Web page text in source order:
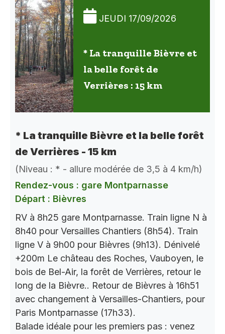
JEUDI 17/09/2026
* La tranquille Bièvre et
la belle forêt de
Verrières : 15 km
* La tranquille Bièvre et la belle forêt
de Verrières - 15 km
(Niveau : * - allure modérée de 3,5 à 4 km/h)
Rendez-vous : gare Montparnasse
Départ : Bièvres
RV à 8h25 gare Montparnasse. Train ligne N à
8h40 pour Versailles Chantiers (8h54). Train
ligne V à 9h00 pour Bièvres (9h13). Dénivelé
+200m Le château des Roches, Vauboyen, le
bois de Bel-Air, la forêt de Verrières, retour le
long de la Bièvre.. Retour de Bièvres à 16h51
avec changement à Versailles-Chantiers, pour
Paris Montparnasse (17h33).
Balade idéale pour les premiers pas : venez